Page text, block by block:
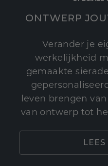
ONTWERP
Verander je
werkelijkheid
gemaakte
leven brengen
van ontwerp tot